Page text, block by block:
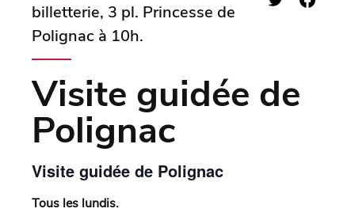
billetterie, 3 pl. Princesse de
Polignac à 10h.
Visite guidée de
Polignac
Visite guidée de Polignac
Tous les lundis.